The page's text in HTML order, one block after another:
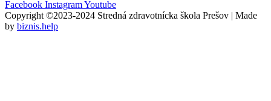
Facebook InstagramYoutube
Copyright ©2023-2024 Stredná zdravotnícka škola Prešov | Made
by biznis.help